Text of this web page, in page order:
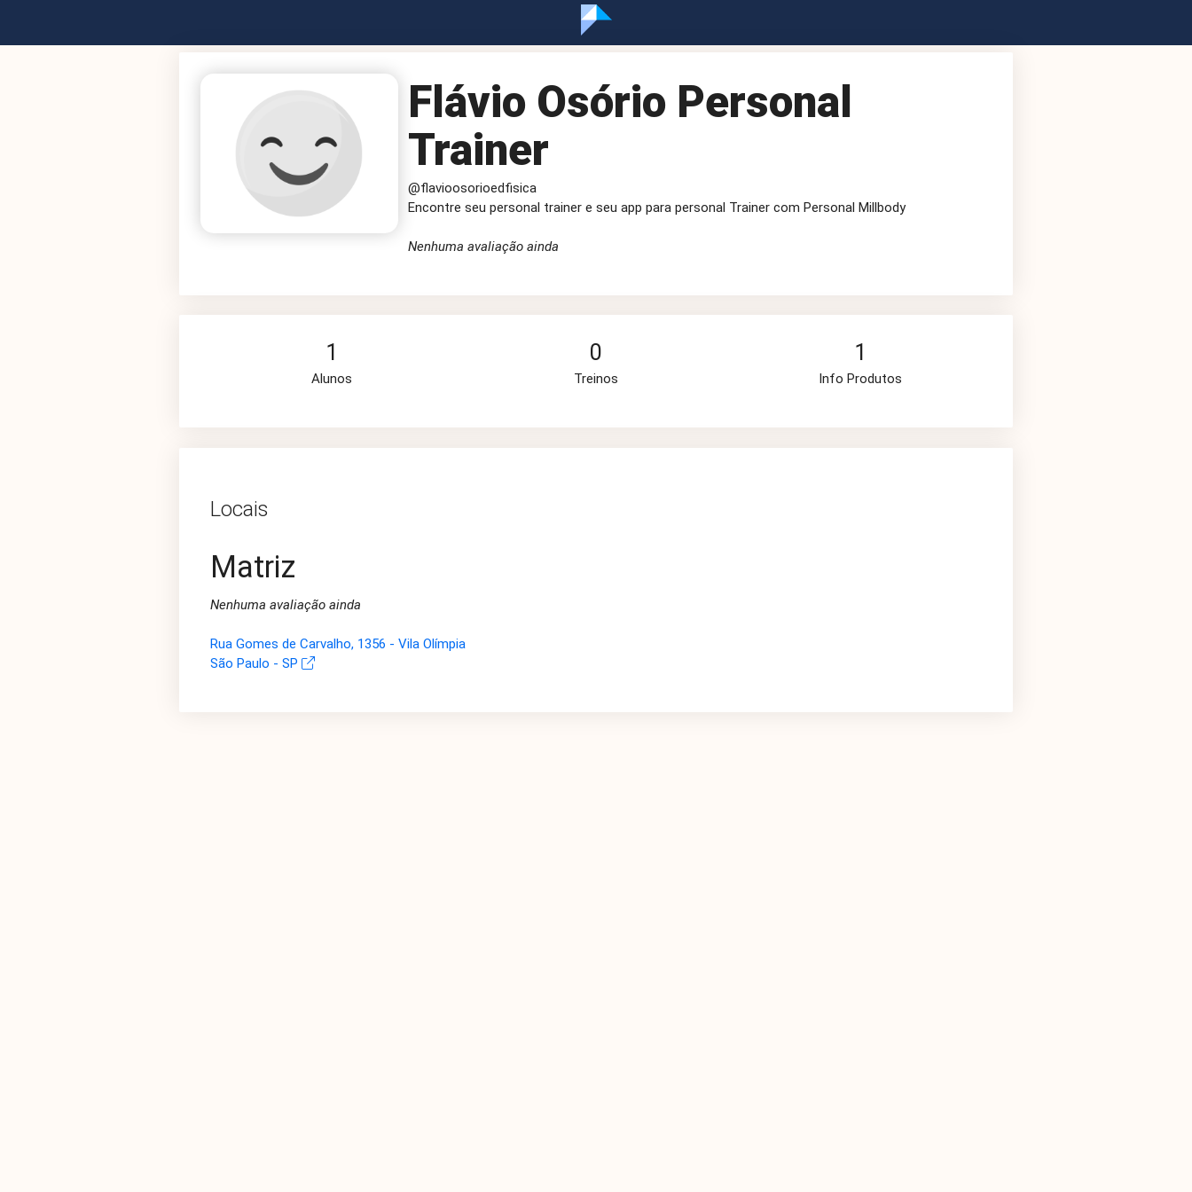
Flávio Osório Personal
Trainer
@flavioosorioedfisica
Encontre seu personal trainer e seu app para personal Trainer com Personal Millbody
Nenhuma avaliação ainda
1
Alunos
0
Treinos
1
Info Produtos
Locais
Matriz
Nenhuma avaliação ainda
Rua Gomes de Carvalho, 1356 - Vila Olímpia
São Paulo - SP